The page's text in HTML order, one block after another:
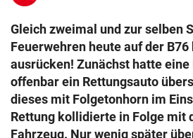
search
eingeben
© Krone Multimedia GmbH & Co KG
Muthgasse 2, 1190 Wien
Gleich zweimal und zur selben
Feuerwehren heute auf der
ausrücken! Zunächst hatte
offenbar ein Rettungsauto
dieses mit Folgetonhorn im
Rettung kollidierte in Folge mit
Fahrzeug. Nur wenig später